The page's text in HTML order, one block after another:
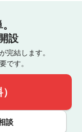
設
完結します。
です。
談